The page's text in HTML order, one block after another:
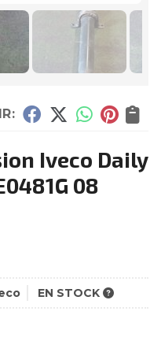
Iveco Daily
08
EN STOCK